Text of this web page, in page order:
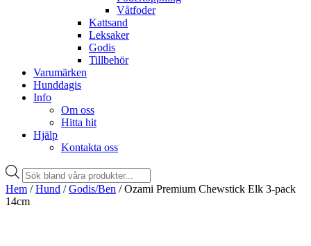
Våtfoder
Kattsand
Leksaker
Godis
Tillbehör
Varumärken
Hunddagis
Info
Om oss
Hitta hit
Hjälp
Kontakta oss
Products
search
Hem /Hund /Godis/Ben / Ozami Premium Chewstick Elk 3-pack
14cm